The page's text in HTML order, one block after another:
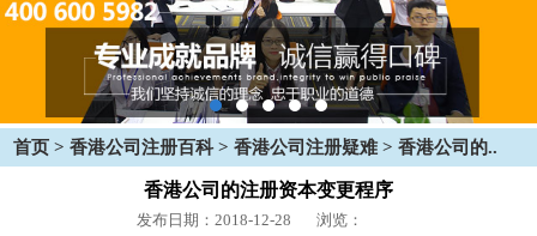
首页 >香港公司注册百科>香港公司注册疑难 > 香港公司的..
香港公司的注册资本变更程序
发布日期：2018-12-28 浏览：